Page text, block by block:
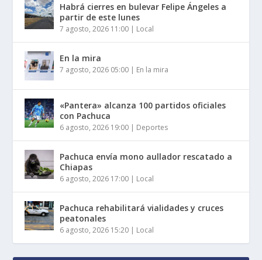
Habrá cierres en bulevar Felipe Ángeles a
partir de este lunes
7 agosto, 2026 11:00 | Local
En la mira
7 agosto, 2026 05:00 | En la mira
«Pantera» alcanza 100 partidos oficiales
con Pachuca
6 agosto, 2026 19:00 | Deportes
Pachuca envía mono aullador rescatado a
Chiapas
6 agosto, 2026 17:00 | Local
Pachuca rehabilitará vialidades y cruces
peatonales
6 agosto, 2026 15:20 | Local